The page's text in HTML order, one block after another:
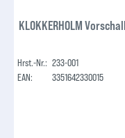
KLOKKERHOLM
Hrst.-Nr.: 233-001
EAN:
3351642330015